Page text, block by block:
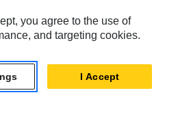
you agree to the use of
and targeting cookies.
I Accept